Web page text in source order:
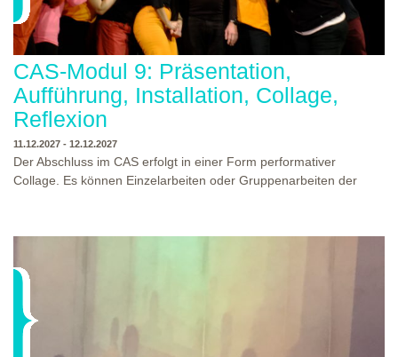
CAS-Modul 9: Präsentation,
Aufführung, Installation, Collage,
Reflexion
11.12.2027 - 12.12.2027
Der Abschluss im CAS erfolgt in einer Form performativer
Collage. Es können Einzelarbeiten oder Gruppenarbeiten der
Ausbildungsprogramm zu erleben. Die Studierenden des
oder Präsentation. Wir freuen uns über Begegnungen und
Gespräche an der performativen Collage.
WO?